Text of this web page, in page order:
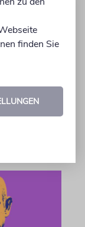
auf
an
finden Sie